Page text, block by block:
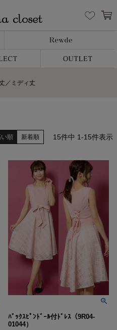
／ミディ丈
順 新着順 15件中 1-15件表示
ﾊﾞｯｸｽﾋﾟﾝﾄﾞｰﾙ付ﾄﾞﾚｽ（9R04-
01044）